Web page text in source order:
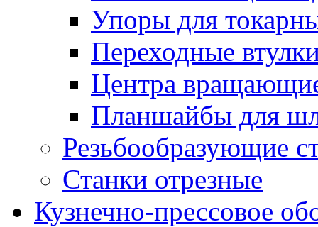
Упоры для
Переходные
Центра
Планшайбы для
Резьбообразующие
Станки отрезные
Кузнечно-прессовое